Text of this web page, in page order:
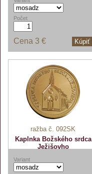
Počet
Kúpiť
Cena 3 €
ražba č. 092SK
Kaplnka Božského srdca
Ježišovho
Variant